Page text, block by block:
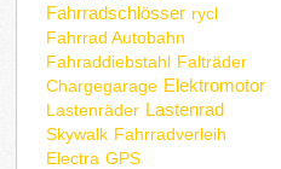
Fahrradschlösser rycl
Fahrrad Autobahn
Fahraddiebstahl Falträder
Chargegarage Elektromotor
Lastenräder Lastenrad
Skywalk Fahrradverleih
Electra GPS